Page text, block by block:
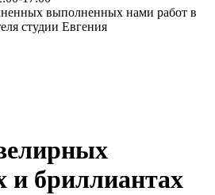
выполненных нами работ в
студии Евгения
и бриллиантах